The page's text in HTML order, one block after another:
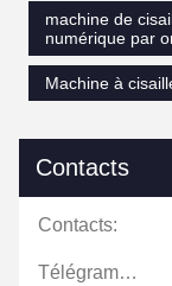
machine de
numérique par
Machine à
Contacts
Contacts:
Télégramme: